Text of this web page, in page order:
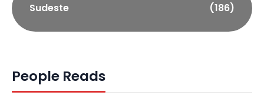
Sudeste (186)
People Reads